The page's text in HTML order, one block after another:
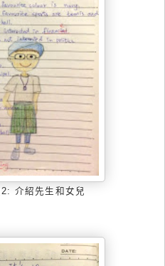
2: 介紹先生 和女兒